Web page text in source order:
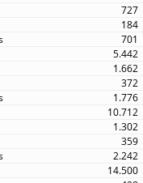
727
184
701
5.442
1.662
372
1.776
10.712
1.302
359
2.242
14.500